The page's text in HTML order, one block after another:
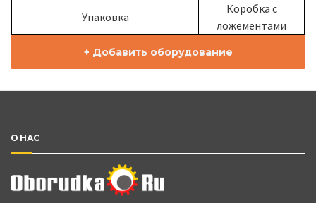
Упаковка
Коробка с
ложементами
+ Добавить оборудование
О НАС